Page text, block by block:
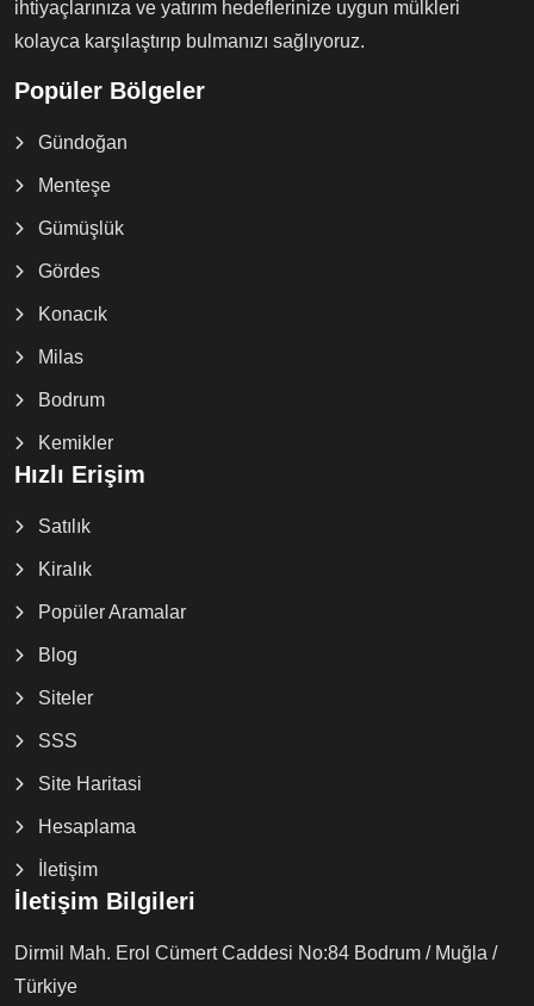
ihtiyaçlarınıza ve yatırım hedeflerinize uygun mülkleri
kolayca karşılaştırıp bulmanızı sağlıyoruz.
Popüler Bölgeler
Gündoğan
Menteşe
Gümüşlük
Gördes
Konacık
Milas
Bodrum
Kemikler
Hızlı Erişim
Satılık
Kiralık
Popüler Aramalar
Blog
Siteler
SSS
Site Haritasi
Hesaplama
İletişim
İletişim Bilgileri
Dirmil Mah. Erol Cümert Caddesi No:84 Bodrum / Muğla /
Türkiye